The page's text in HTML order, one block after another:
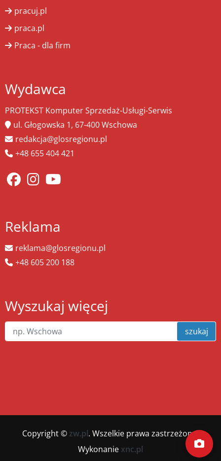
pracuj.pl
praca.pl
Praca - dla firm
Wydawca
PROTEKST Komputer Sprzedaż-Usługi-Serwis
ul. Głogowska 1, 67-400 Wschowa
redakcja@glosregionu.pl
+48 655 404 421
Reklama
reklama@glosregionu.pl
+48 605 200 188
Wyszukaj więcej
szukaj
Copyright © zw.pl. Wszelkie prawa zastrzeżone.
Wykonanie xnc.pl